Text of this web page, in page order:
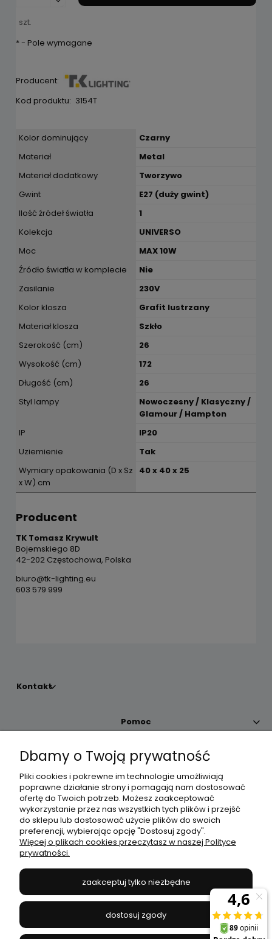
szt.
*- Pole wymagane
Producent:
Kod produktu: 3154T
Kolor dominujący
Czarny
Materiał
Metal
Materiał dodatkowy
Tworzywo
Gwint
E27 (duży gwint)
Ilość źródeł światła
1
Kolekcja
UNIVERSO
Moc
MAX 10W
Źródło światła w komplecie
Nie
Zasilanie
230V
Kolor klosza
Grafit lustrzany
Materiał klosza
Szkło
Szerokość (cm)
26
Wysokość (cm)
172
Długość (cm)
26
Styl lampy
Nowoczesny / Klasyczny /
Glamour / Hampton
IP
IP20
Uziemienie
Tak
Wymiary opakowania (D x Sz
x W) cm
40 x 40 x 25
Producent
TK Tomasz Krywult
Bojemskiego 8D
42-202 Częstochowa, Polska
biuro@tk-lighting.eu
603 579 999
Kontakt
Pomoc
Moje konto
Płatności i dostawa
Informacje
JANEX
669-050-03-43
504 545 749//E-mail:sklep@janexmarket.pl
Dbamy o Twoją prywatność
Pliki cookies i pokrewne im technologie umożliwiają
poprawne działanie strony i pomagają nam dostosować
ofertę do Twoich potrzeb. Możesz zaakceptować
wykorzystanie przez nas wszystkich tych plików i przejść
do sklepu lub dostosować użycie plików do swoich
preferencji, wybierając opcję "Dostosuj zgody".
Więcej o plikach cookies przeczytasz w naszej Polityce
prywatności.
zaakceptuj tylko niezbędne
dostosuj zgody